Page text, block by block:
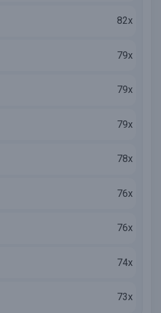
82x
79x
79x
79x
78x
76x
76x
74x
73x